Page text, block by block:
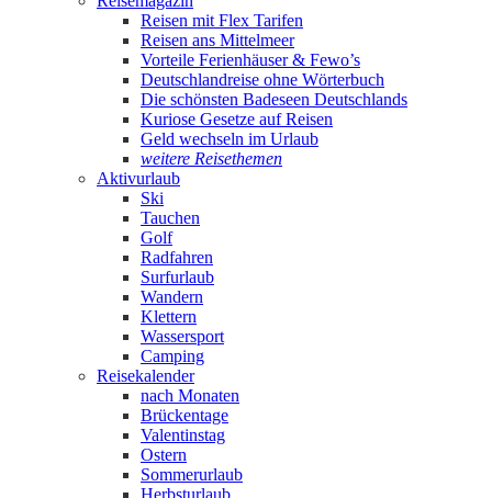
Reisen mit Flex Tarifen
Reisen ans Mittelmeer
Vorteile Ferienhäuser & Fewo’s
Deutschlandreise ohne Wörterbuch
Die schönsten Badeseen Deutschlands
Kuriose Gesetze auf Reisen
Geld wechseln im Urlaub
weitere Reisethemen
Aktivurlaub
Ski
Tauchen
Golf
Radfahren
Surfurlaub
Wandern
Klettern
Wassersport
Camping
Reisekalender
nach Monaten
Brückentage
Valentinstag
Ostern
Sommerurlaub
Herbsturlaub